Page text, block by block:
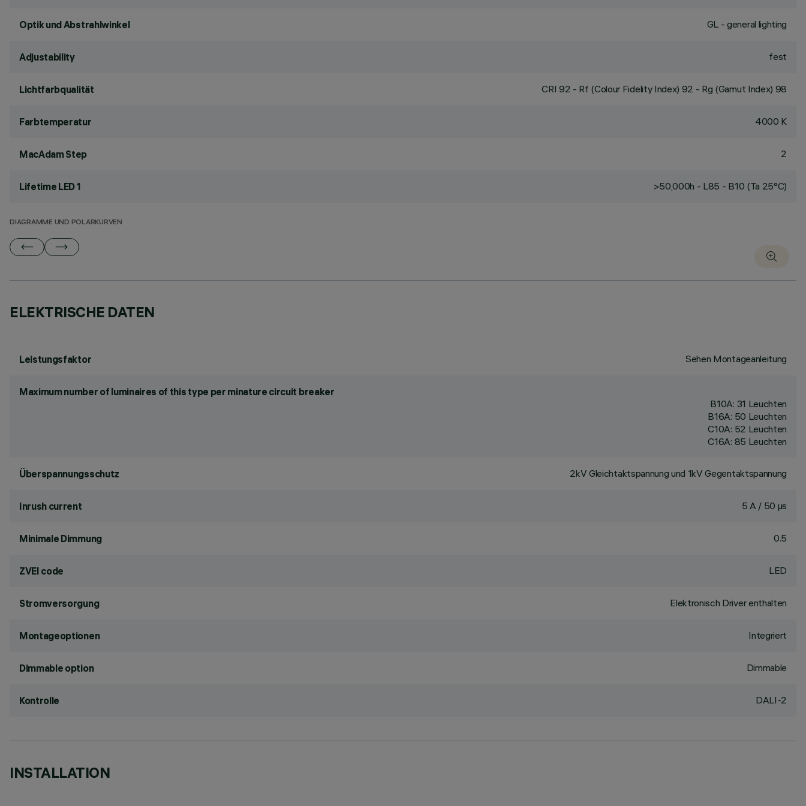
Optik und Abstrahlwinkel GL - general lighting
Adjustability fest
Lichtfarbqualität CRI 92 - Rf (Colour Fidelity Index) 92 - Rg (Gamut Index) 98
Farbtemperatur 4000 K
MacAdam Step 2
Lifetime LED 1 >50,000h - L85 - B10 (Ta 25°C)
DIAGRAMME UND POLARKURVEN
ELEKTRISCHE DATEN
Leistungsfaktor Sehen Montageanleitung
Maximum number of luminaires of this type per minature circuit breaker
B10A: 31 Leuchten
B16A: 50 Leuchten
C10A: 52 Leuchten
C16A: 85 Leuchten
Überspannungsschutz 2kV Gleichtaktspannung und 1kV Gegentaktspannung
Inrush current 5 A / 50 µs
Minimale Dimmung 0.5
ZVEI code LED
Stromversorgung Elektronisch Driver enthalten
Montageoptionen Integriert
Dimmable option Dimmable
Kontrolle DALI-2
INSTALLATION